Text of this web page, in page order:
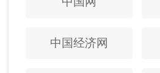
中国经济网